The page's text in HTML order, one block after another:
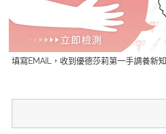
填寫EMAIL，收到優德莎莉第一手調養新知